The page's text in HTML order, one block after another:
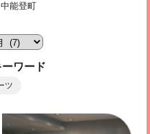
能登町
ワード
ツ